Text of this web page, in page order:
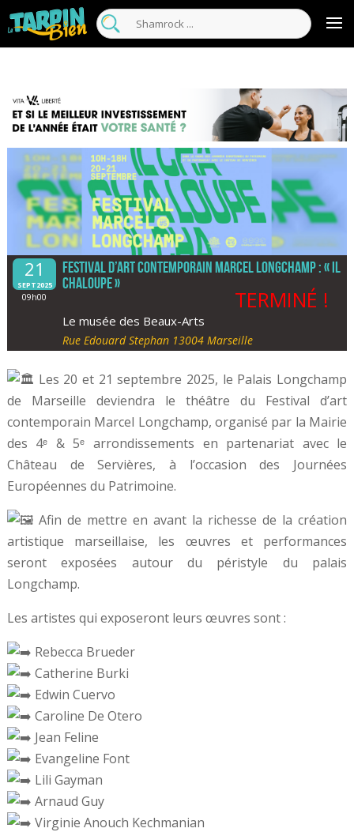
21
SEPT2025
09h00
Festival d’art contemporain Marcel Longchamp : « Il
chaloupe »
TERMINÉ !
Le musée des Beaux-Arts
Rue Edouard Stephan 13004 Marseille
Les 20 et 21 septembre 2025, le Palais Longchamp
de Marseille deviendra le théâtre du Festival d’art
contemporain Marcel Longchamp, organisé par la Mairie
des 4ᵉ & 5ᵉ arrondissements en partenariat avec le
Château de Servières, à l’occasion des Journées
Européennes du Patrimoine.
Afin de mettre en avant la richesse de la création
artistique marseillaise, les œuvres et performances
seront exposées autour du péristyle du palais
Longchamp.
Les artistes qui exposeront leurs œuvres sont :
Rebecca Brueder
Catherine Burki
Edwin Cuervo
Caroline De Otero
Jean Feline
Evangeline Font
Lili Gayman
Arnaud Guy
Virginie Anouch Kechmanian